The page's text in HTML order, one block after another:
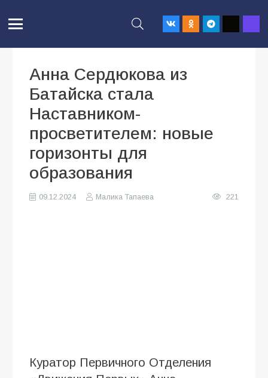
Анна Сердюкова из
Батайска стала
Наставником-
просветителем: новые
горизонты для
образования
09.12.2024 Малика Тапаева 221
Куратор Первичного Отделения